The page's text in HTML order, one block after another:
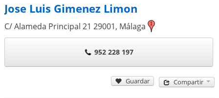
Jose Luis Gimenez Limon
C/ Alameda Principal 21 29001, Málaga
952 228 197
Guardar Compartir